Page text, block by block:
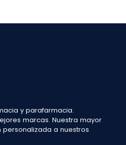
y parafarmacia.
marcas. Nuestra mayor
a nuestros